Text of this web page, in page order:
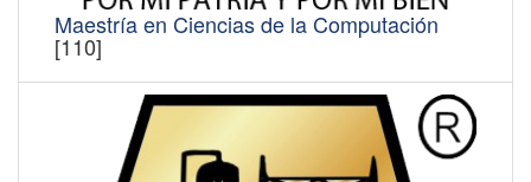
Maestría en Ciencias de la Computación
[110]